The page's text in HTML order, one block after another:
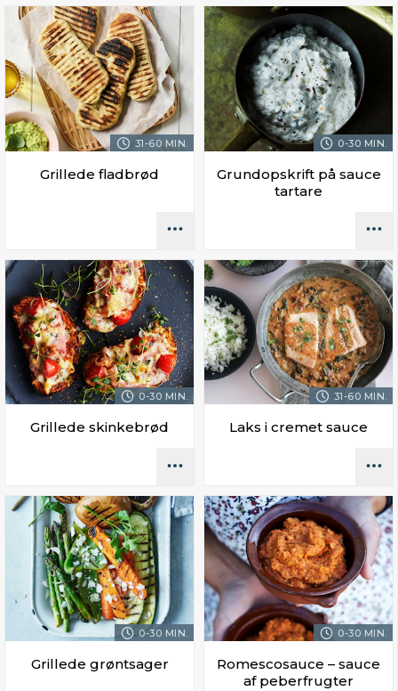
31-60 MIN.
Grillede fladbrød
0-30 MIN.
Grundopskrift på sauce
tartare
0-30 MIN.
Grillede skinkebrød
31-60 MIN.
Laks i cremet sauce
0-30 MIN.
Grillede grøntsager
0-30 MIN.
Romescosauce – sauce
af peberfrugter